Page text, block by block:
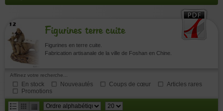
Figurines terre cuite
Figurines en terre cuite.
Fabrication artisanale de la ville de Foshan en Chine.
Affinez votre recherche...
En stock Nouveautés Coups de cœur
Articles rares
Promotions